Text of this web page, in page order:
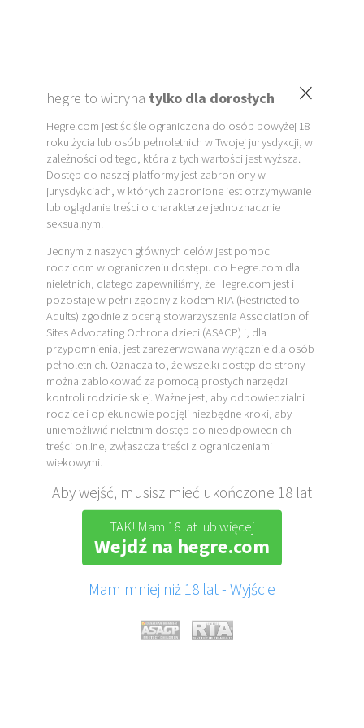
×
hegre to witryna tylko dla dorosłych
Hegre.com jest ściśle ograniczona do osób powyżej 18
roku życia lub osób pełnoletnich w Twojej jurysdykcji, w
zależności od tego, która z tych wartości jest wyższa.
Dostęp do naszej platformy jest zabroniony w
jurysdykcjach, w których zabronione jest otrzymywanie
lub oglądanie treści o charakterze jednoznacznie
seksualnym.
Jednym z naszych głównych celów jest pomoc
rodzicom w ograniczeniu dostępu do Hegre.com dla
nieletnich, dlatego zapewniliśmy, że Hegre.com jest i
pozostaje w pełni zgodny z kodem RTA (Restricted to
Adults) zgodnie z oceną stowarzyszenia Association of
Sites Advocating Ochrona dzieci (ASACP) i, dla
przypomnienia, jest zarezerwowana wyłącznie dla osób
pełnoletnich. Oznacza to, że wszelki dostęp do strony
można zablokować za pomocą prostych narzędzi
kontroli rodzicielskiej. Ważne jest, aby odpowiedzialni
rodzice i opiekunowie podjęli niezbędne kroki, aby
uniemożliwić nieletnim dostęp do nieodpowiednich
treści online, zwłaszcza treści z ograniczeniami
wiekowymi.
Aby wejść, musisz mieć ukończone 18 lat
TAK! Mam 18 lat lub więcej
Wejdź na hegre.com
Mam mniej niż 18 lat - Wyjście